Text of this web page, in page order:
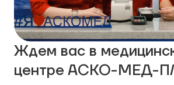
Ждем вас в
центре АСКО-МЕД-